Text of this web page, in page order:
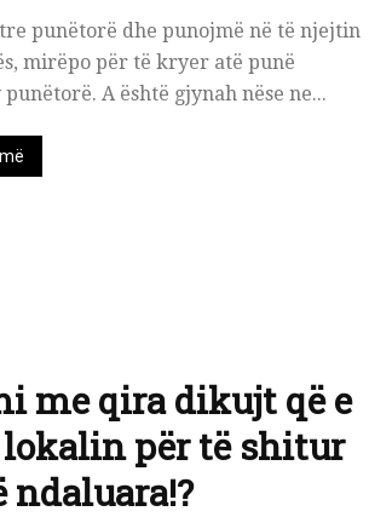
punëtorë dhe punojmë në të njejtin
mirëpo për të kryer atë punë
A është gjynah nëse ne...
me qira dikujt që e
për të shitur
ndaluara!?